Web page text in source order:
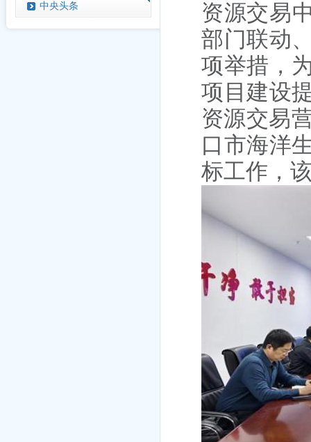
中央头条
资源交易
部门联动
项举措，
项目建设
资源交易
口市海洋
标工作 ，